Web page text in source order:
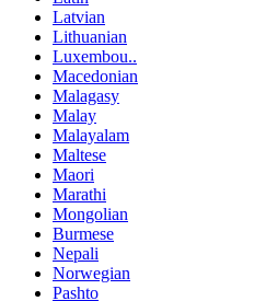
Latvian
Lithuanian
Luxembou..
Macedonian
Malagasy
Malay
Malayalam
Maltese
Maori
Marathi
Mongolian
Burmese
Nepali
Norwegian
Pashto